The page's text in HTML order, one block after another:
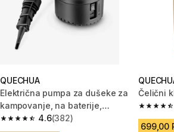
QUECHUA
Električna pumpa za dušeke za
kampovanje, na baterije,
punjiva preko USB-C kabla
4.6
4.6 od 5 zvezdica from 382 Recenzije
(382)
Čelični
4.7 od
699,00